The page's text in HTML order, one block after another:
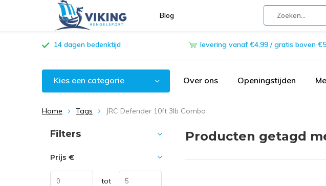
Blog
14 dagen bedenktijd levering vanaf €4,99 / gratis boven
Kies een categorie Over ons Openingstijden
Home Tags JRC Defender 10ft 3lb Combo
Producten getagd
Sorteren op:
Filters
Prijs €
tot